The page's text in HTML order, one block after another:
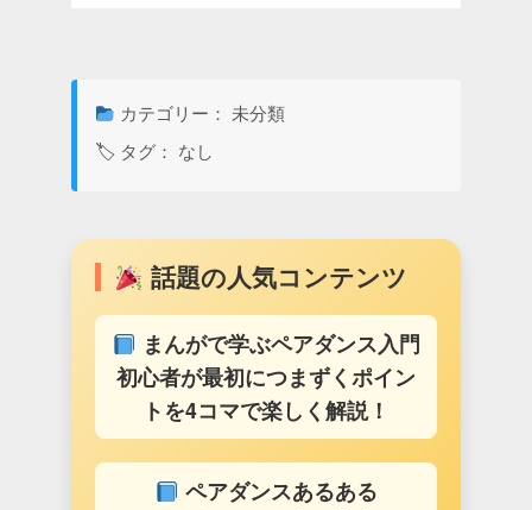
カテゴリー： 未分類
🏷 タグ： なし
話題の人気コンテンツ
まんがで学ぶペアダンス入門
初心者が最初につまずくポイン
トを4コマで楽しく解説！
ペアダンスあるある